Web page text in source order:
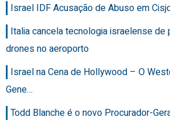
Israel IDF Acusação de Abuso em
Italia cancela tecnologia israelense de
drones no aeroporto
Israel na Cena de Hollywood – O
Gene…
Todd Blanche é o novo Procurador-